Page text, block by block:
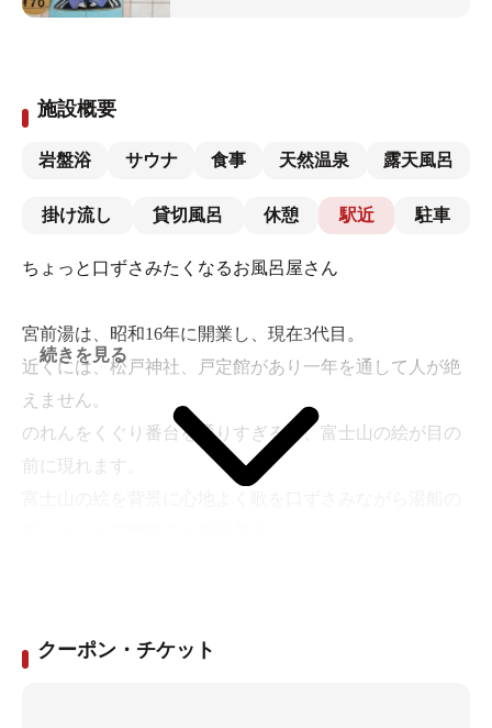
施設概要
岩盤浴 サウナ 食事 天然温泉 露天風呂
掛け流し 貸切風呂 休憩 駅近 駐車
ちょっと口ずさみたくなるお風呂屋さん
宮前湯は、昭和16年に開業し、現在3代目。
近くには、松戸神社、戸定館があり一年を通して人が絶
えません。
のれんをくぐり番台を通りすぎると、富士山の絵が目の
前に現れます。
続きを見る
クーポン・チケット